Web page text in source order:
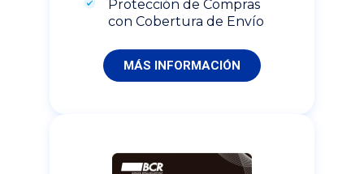
Protección de Compras
con Cobertura de Envío
MÁS INFORMACIÓN